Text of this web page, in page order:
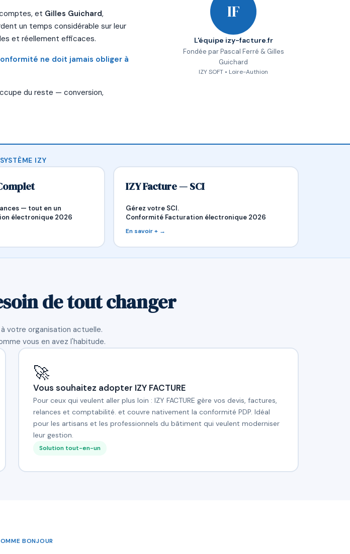
et Gilles Guichard,
un temps considérable sur leur
et réellement efficaces.
ne doit jamais obliger à
du reste — conversion,
IF
L'équipe izy-facture.fr
Fondée par Pascal Ferré & Gilles
Guichard
IZY SOFT • Loire-Authion
IZY
— tout en un
électronique 2026
IZY Facture — SCI
Gérez votre SCI.
Conformité Facturation électronique 2026
En savoir + →
de tout changer
à votre organisation actuelle.
vous en avez l'habitude.
🚀
Vous souhaitez adopter IZY FACTURE
Pour ceux qui veulent aller plus loin : IZY FACTURE gère vos devis, factures,
relances et comptabilité. et couvre nativement la conformité PDP. Idéal
pour les artisans et les professionnels du bâtiment qui veulent moderniser
leur gestion.
Solution tout-en-un
BONJOUR